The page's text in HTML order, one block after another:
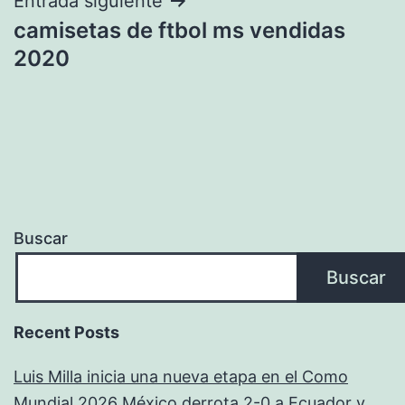
camisetas de ftbol ms vendidas
2020
Buscar
Buscar
Recent Posts
Luis Milla inicia una nueva etapa en el Como